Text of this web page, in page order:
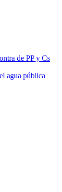
de PP y Cs
agua pública